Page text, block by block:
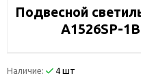
Подвесной
A1526SP-
Наличие: 4 шт